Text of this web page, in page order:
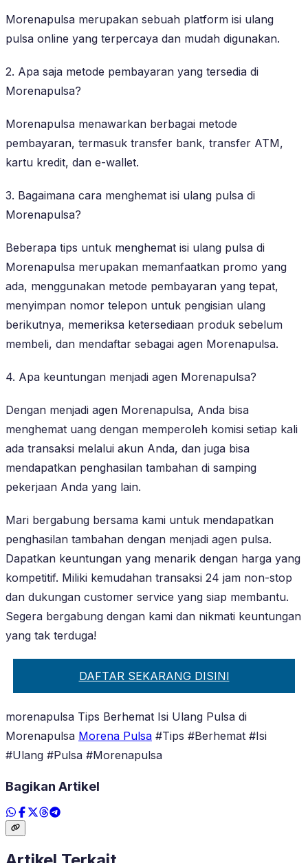
Morenapulsa merupakan sebuah platform isi ulang
pulsa online yang terpercaya dan mudah digunakan.
2. Apa saja metode pembayaran yang tersedia di
Morenapulsa?
Morenapulsa menawarkan berbagai metode
pembayaran, termasuk transfer bank, transfer ATM,
kartu kredit, dan e-wallet.
3. Bagaimana cara menghemat isi ulang pulsa di
Morenapulsa?
Beberapa tips untuk menghemat isi ulang pulsa di
Morenapulsa merupakan memanfaatkan promo yang
ada, menggunakan metode pembayaran yang tepat,
menyimpan nomor telepon untuk pengisian ulang
berikutnya, memeriksa ketersediaan produk sebelum
membeli, dan mendaftar sebagai agen Morenapulsa.
4. Apa keuntungan menjadi agen Morenapulsa?
Dengan menjadi agen Morenapulsa, Anda bisa
menghemat uang dengan memperoleh komisi setiap kali
ada transaksi melalui akun Anda, dan juga bisa
mendapatkan penghasilan tambahan di samping
pekerjaan Anda yang lain.
Mari bergabung bersama kami untuk mendapatkan
penghasilan tambahan dengan menjadi agen pulsa.
Dapatkan keuntungan yang menarik dengan harga yang
kompetitif. Miliki kemudahan transaksi 24 jam non-stop
dan dukungan customer service yang siap membantu.
Segera bergabung dengan kami dan nikmati keuntungan
yang tak terduga!
DAFTAR SEKARANG DISINI
morenapulsa Tips Berhemat Isi Ulang Pulsa di
Morenapulsa Morena Pulsa #Tips #Berhemat #Isi
#Ulang #Pulsa #Morenapulsa
Bagikan Artikel